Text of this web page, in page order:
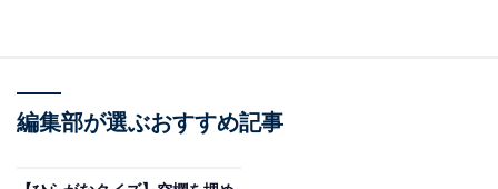
編集部が選ぶおすすめ記事